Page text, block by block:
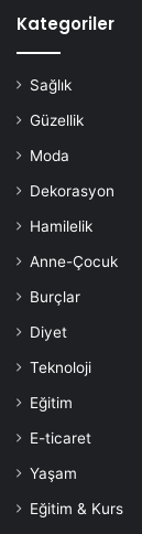
Kategoriler
Sağlık
Güzellik
Moda
Dekorasyon
Hamilelik
Anne-Çocuk
Burçlar
Diyet
Teknoloji
Eğitim
E-ticaret
Yaşam
Eğitim & Kurs